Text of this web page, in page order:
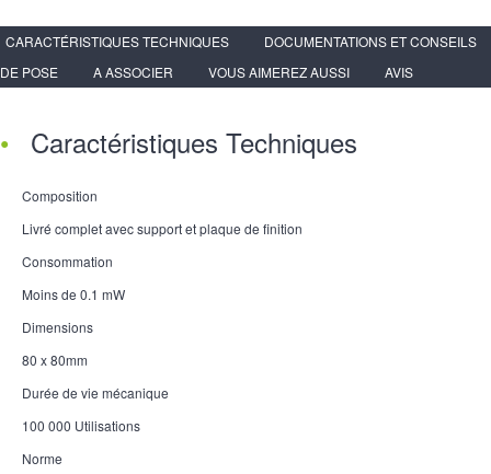
CARACTÉRISTIQUES TECHNIQUES
DOCUMENTATIONS ET CONSEILS
DE POSE
A ASSOCIER VOUS AIMEREZ AUSSI AVIS
Caractéristiques Techniques
Composition
Livré complet avec support et plaque de finition
Consommation
Moins de 0.1 mW
Dimensions
80 x 80mm
Durée de vie mécanique
100 000 Utilisations
Norme